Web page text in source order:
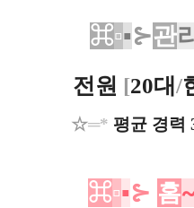
⌘▫▪⊱관리
전원 [20대/
☆═* 평균 경력
⌘▫▪⊱ 홈